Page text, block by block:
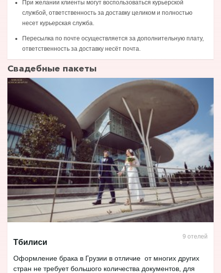
При желании клиенты могут воспользоваться курьерской
службой, ответственность за доставку целиком и полностью
несет курьерская служба.
Пересылка по почте осуществляется за дополнительную плату,
ответственность за доставку несёт почта.
Свадебные пакеты
Тбилиси
9 отелей
Оформление брака в Грузии в отличие от многих других
стран не требует большого количества документов, для